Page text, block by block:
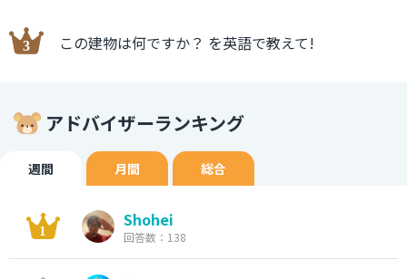
この建物は何ですか？ を英語で教えて!
アドバイザーランキング
週間 月間 総合
Shohei
回答数：138